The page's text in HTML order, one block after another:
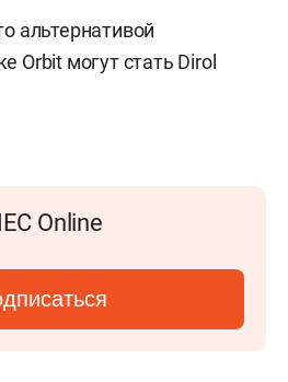
альтернативой
Orbit могут стать Dirol
Online